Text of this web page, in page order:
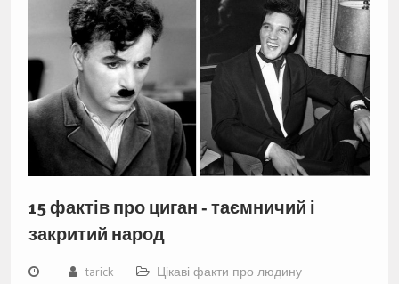
15 фактів про циган ‑ таємничий і
закритий народ
tarick Цікаві факти про людину